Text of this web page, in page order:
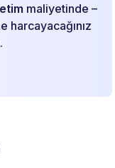
maliyetinde –